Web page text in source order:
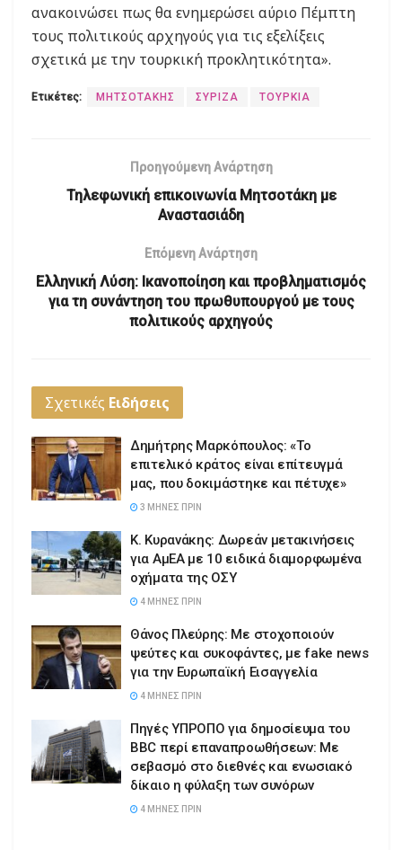
ανακοινώσει πως θα ενημερώσει αύριο Πέμπτη
τους πολιτικούς αρχηγούς για τις εξελίξεις
σχετικά με την τουρκική προκλητικότητα».
Ετικέτες: ΜΗΤΣΟΤΑΚΗΣ ΣΥΡΙΖΑ ΤΟΥΡΚΙΑ
Προηγούμενη Ανάρτηση
Τηλεφωνική επικοινωνία Μητσοτάκη με
Αναστασιάδη
Επόμενη Ανάρτηση
Ελληνική Λύση: Ικανοποίηση και προβληματισμός
για τη συνάντηση του πρωθυπουργού με τους
πολιτικούς αρχηγούς
Σχετικές Ειδήσεις
Δημήτρης Μαρκόπουλος: «Το
επιτελικό κράτος είναι επίτευγμά
μας, που δοκιμάστηκε και πέτυχε»
3 ΜΉΝΕΣ ΠΡΙΝ
Κ. Κυρανάκης: Δωρεάν μετακινήσεις
για ΑμΕΑ με 10 ειδικά διαμορφωμένα
οχήματα της ΟΣΥ
4 ΜΉΝΕΣ ΠΡΙΝ
Θάνος Πλεύρης: Με στοχοποιούν
ψεύτες και συκοφάντες, με fake news
για την Ευρωπαϊκή Εισαγγελία
4 ΜΉΝΕΣ ΠΡΙΝ
Πηγές ΥΠΡΟΠΟ για δημοσίευμα του
BBC περί επαναπροωθήσεων: Με
σεβασμό στο διεθνές και ενωσιακό
δίκαιο η φύλαξη των συνόρων
4 ΜΉΝΕΣ ΠΡΙΝ